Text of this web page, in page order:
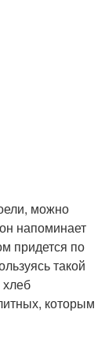
можно
напоминает
придется по
такой
которым